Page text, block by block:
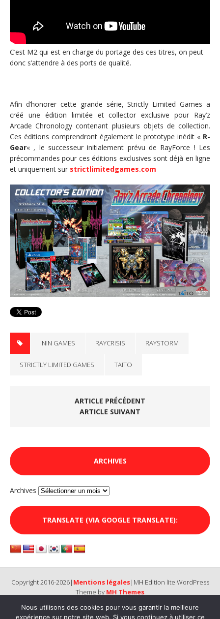
C’est M2 qui est en charge du portage des ces titres, on peut
donc s’attendre à des ports de qualité.
Afin d’honorer cette grande série, Strictly Limited Games a
créé une édition limitée et collector exclusive pour Ray’z
Arcade Chronology contenant plusieurs objets de collection.
Ces éditions comprendront également le prototype inédit « R-
Gear« , le successeur initialement prévu de RayForce ! Les
précommandes pour ces éditions exclusives sont déjà en ligne
et uniquement sur strictlimitedgames.com
ININ GAMES RAYCRISIS RAYSTORM
STRICTLY LIMITED GAMES TAITO
ARTICLE PRÉCÉDENT
ARTICLE SUIVANT
ARCHIVES
Archives
TRANSLATE (VIA GOOGLE TRANSLATE):
Copyright 2016-2026| Mentions légales|MH Edition lite WordPress
Theme by MH Themes
Nous utilisons des cookies pour vous garantir la meilleure
expérience sur notre site web. Si vous continuez à utiliser ce